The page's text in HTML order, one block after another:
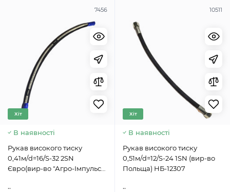
7456
Хіт
В наявності
Рукав високого тиску
0,41м/d=16/S-32 2SN
Євро(вир-во "Агро-Імпульс")
..
10511
Хіт
В наявності
Рукав високого тиску
0,51м/d=12/S-24 1SN (вир-во
Польща) НБ-12307
..